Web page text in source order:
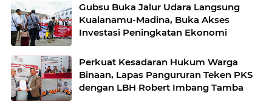
Gubsu Buka Jalur Udara Langsung
Kualanamu-Madina, Buka Akses
Investasi Peningkatan Ekonomi
Perkuat Kesadaran Hukum Warga
Binaan, Lapas Pangururan Teken PKS
dengan LBH Robert Imbang Tamba